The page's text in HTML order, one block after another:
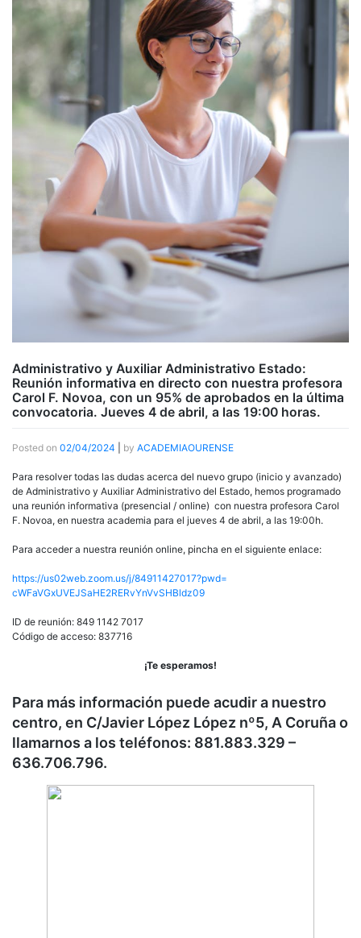
Administrativo y Auxiliar Administrativo Estado:
Reunión informativa en directo con nuestra profesora
Carol F. Novoa, con un 95% de aprobados en la última
convocatoria. Jueves 4 de abril, a las 19:00 horas.
Posted on 02/04/2024 by ACADEMIAOURENSE
Para resolver todas las dudas acerca del nuevo grupo (inicio y avanzado)
de Administrativo y Auxiliar Administrativo del Estado, hemos programado
una reunión informativa (presencial / online) con nuestra profesora Carol
F. Novoa, en nuestra academia para el jueves 4 de abril, a las 19:00h.
Para acceder a nuestra reunión online, pincha en el siguiente enlace:
https://us02web.zoom.us/j/84911427017?pwd=
cWFaVGxUVEJSaHE2RERvYnVvSHBldz09
ID de reunión: 849 1142 7017
Código de acceso: 837716
¡Te esperamos!
Para más información puede acudir a nuestro
centro, en C/Javier López López nº5, A Coruña o
llamarnos a los teléfonos: 881.883.329 –
636.706.796.